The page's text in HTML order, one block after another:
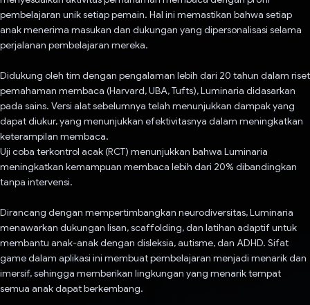
pembelajaran unik setiap pemain. Hal ini memastikan bahwa setiap
anak menerima masukan dan dukungan yang dipersonalisasi selama
perjalanan pembelajaran mereka.
Didukung oleh tim dengan pengalaman lebih dari 20 tahun dalam riset
pemahaman membaca (Harvard, UBA, Tufts), Luminaria didasarkan
pada sains. Versi alat sebelumnya telah menunjukkan dampak yang
dapat diukur, yang menunjukkan efektivitasnya dalam meningkatkan
keterampilan membaca.
Uji coba terkontrol acak (RCT) menunjukkan bahwa Luminaria
meningkatkan kemampuan membaca lebih dari 20% dibandingkan
tanpa intervensi.
Dirancang dengan mempertimbangkan neurodiversitas, Luminaria
menawarkan dukungan lisan, scaffolding, dan latihan adaptif untuk
membantu anak-anak dengan disleksia, autisme, dan ADHD. Sifat
game dalam aplikasi ini membuat pembelajaran menjadi menarik dan
imersif, sehingga memberikan lingkungan yang menarik tempat
semua anak dapat berkembang.